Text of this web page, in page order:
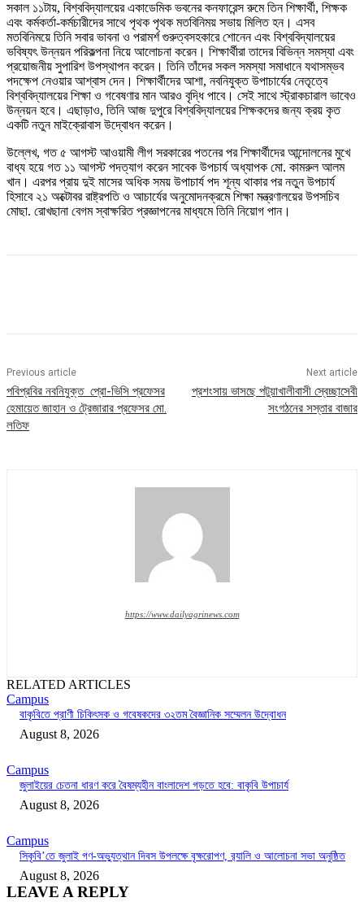
সকাল ১১টায়, বিশ্ববিদ্যালয়ের একাডেমিক ভবনের কনফারেন্স রুমে তিন শিক্ষার্থী, শিক্ষক
এবং কর্মকর্তা-কর্মচারীদের সাথে পৃথক পৃথক মতবিনিময় সভায় মিলিত হন। এসব
মতবিনিময়ে তিনি সবার ভাবনা ও পরামর্শ গুরুত্বসহকারে শোনেন এবং বিশ্ববিদ্যালয়ের
ভবিষ্যৎ উন্নয়ন পরিকল্পনা নিয়ে আলোচনা করেন। শিক্ষার্থীরা তাদের বিভিন্ন সমস্যা এবং
প্রয়োজনীয় সুপারিশ উপস্থাপন করেন। তিনি তাঁদের সকল সমস্যা সমাধানে যথাসম্ভব
পদক্ষেপ নেওয়ার আশ্বাস দেন। শিক্ষার্থীদের আশা, নবনিযুক্ত উপাচার্যের নেতৃত্বে
বিশ্ববিদ্যালয়ের শিক্ষা ও গবেষণার মান আরও বৃদ্ধি পাবে। সেই সাথে স্ট্রাকচারাল ভাবেও
উন্নয়ন হবে। এছাড়াও, তিনি আজ দুপুরে বিশ্ববিদ্যালয়ের শিক্ষকদের জন্য ক্রয় কৃত
একটি নতুন মাইক্রোবাস উদ্বোধন করেন।
উল্লেখ, গত ৫ আগস্ট আওয়ামী লীগ সরকারের পতনের পর শিক্ষার্থীদের আন্দোলনের মুখে
বাধ্য হয়ে গত ১১ আগস্ট পদত্যাগ করেন সাবেক উপচার্য অধ্যাপক মো. কামরুল আলম
খান। এরপর প্রায় দুই মাসের অধিক সময় উপাচার্য পদ শূন্য থাকার পর নতুন উপচার্য
হিসাবে ২১ অক্টোবর রাষ্ট্রপতি ও আচার্যের অনুমোদনক্রমে শিক্ষা মন্ত্রণালয়ের উপসচিব
মোছা. রোখছানা বেগম স্বাক্ষরিত প্রজ্ঞাপনের মাধ্যমে তিনি নিয়োগ পান।
Previous article
পবিপ্রবির নবনিযুক্ত প্রো-ভিসি প্রফেসর
হেমায়েত জাহান ও ট্রেজারার প্রফেসর মো.
লতিফ
Next article
প্রশংসায় ভাসছে পটুয়াখালীবাসী স্বেচ্ছাসেবী
সংগঠনের সস্তার বাজার
https://www.dailyagrinews.com
RELATED ARTICLES
Campus
বাকৃবিতে প্রাণী চিকিৎসক ও গবেষকদের ৩২তম বৈজ্ঞানিক সম্মেলন উদ্বোধন
August 8, 2026
Campus
জুলাইয়ের চেতনা ধারণ করে বৈষম্যহীন বাংলাদেশ গড়তে হবে: বাকৃবি উপাচার্য
August 8, 2026
Campus
সিকৃবি’তে জুলাই গণ-অভ্যুত্থান দিবস উপলক্ষে বৃক্ষরোপণ, র‍্যালি ও আলোচনা সভা অনুষ্ঠিত
August 8, 2026
LEAVE A REPLY